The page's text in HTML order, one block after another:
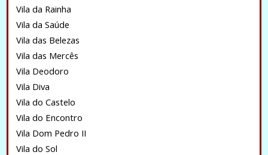
Vila da Rainha
Vila da Saúde
Vila das Belezas
Vila das Mercês
Vila Deodoro
Vila Diva
Vila do Castelo
Vila do Encontro
Vila Dom Pedro II
Vila do Sol